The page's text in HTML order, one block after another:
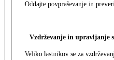
Oddajte povpraševanje in
Vzdrževanje in upravljanje
Veliko lastnikov se za